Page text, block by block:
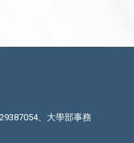
、大學部事務